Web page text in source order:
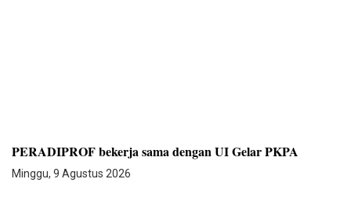
PERADIPROF bekerja sama dengan UI Gelar PKPA
Minggu, 9 Agustus 2026